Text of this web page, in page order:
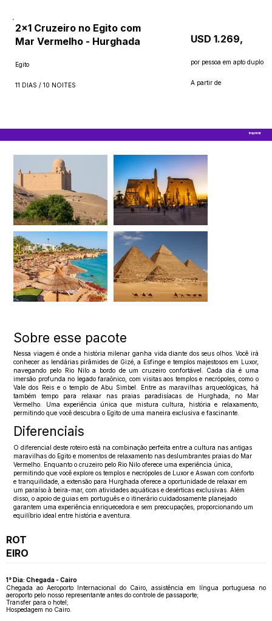
Imprimir
2x1 Cruzeiro no Egito com
Mar Vermelho - Hurghada
Egito
11 DIAS / 10 NOITES A partir de
USD 1.269,
por pessoa em apto duplo
Sobre esse pacote
Nessa viagem é onde a história milenar ganha vida diante dos seus olhos. Você irá
conhecer as lendárias pirâmides de Gizé, a Esfinge e templos majestosos em Luxor,
navegando pelo Rio Nilo a bordo de um cruzeiro confortável. Cada dia é uma
imersão profunda no legado faraônico, com visitas aos templos e necrópoles, como o
Vale dos Reis e o templo de Abu Simbel. Entre as maravilhas arqueológicas, há
também tempo para relaxar nas praias paradisíacas de Hurghada, no Mar
Vermelho. Uma experiência única que mistura cultura, história e relaxamento,
permitindo que você descubra o Egito de uma maneira exclusiva e fascinante.
Diferenciais
O diferencial deste roteiro está na combinação perfeita entre a cultura nas antigas
maravilhas do Egito e momentos de relaxamento nas deslumbrantes praias do Mar
Vermelho. Enquanto o cruzeiro pelo Rio Nilo oferece uma experiência única,
permitindo que você explore os templos e necrópoles de Luxor e Aswan com conforto
e tranquilidade, a extensão para Hurghada oferece a oportunidade de relaxar em
um paraíso à beira-mar, com atividades aquáticas e desérticas exclusivas. Além
disso, o apoio de guias em português e o itinerário cuidadosamente planejado
garantem uma experiência enriquecedora e sem preocupações, proporcionando um
equilíbrio ideal entre história e aventura.
ROT
EIRO
1° Dia: Chegada - Cairo
Chegada ao Aeroporto Internacional do Cairo, assistência em língua portuguesa no
aeroporto pelo nosso representante antes do controle de passaporte;
Transfer para o hotel;
Hospedagem no Cairo.